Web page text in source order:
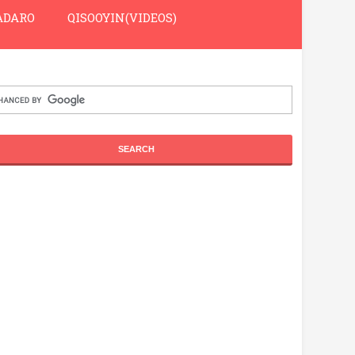
QISOOYIN(VIDEOS)